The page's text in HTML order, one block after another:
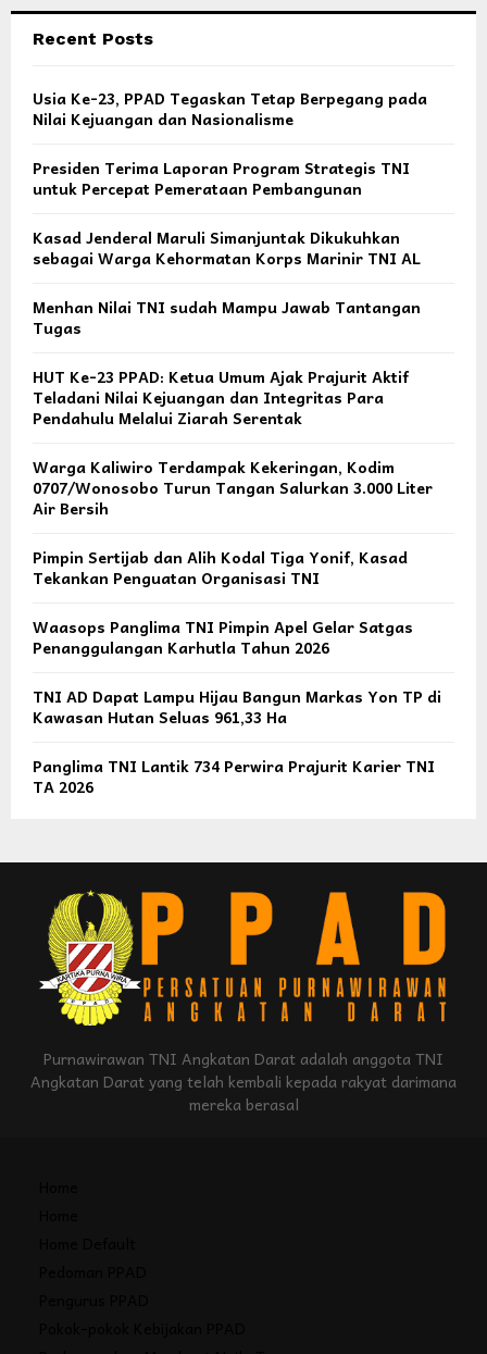
Recent Posts
Usia Ke-23, PPAD Tegaskan Tetap Berpegang pada
Nilai Kejuangan dan Nasionalisme
Presiden Terima Laporan Program Strategis TNI
untuk Percepat Pemerataan Pembangunan
Kasad Jenderal Maruli Simanjuntak Dikukuhkan
sebagai Warga Kehormatan Korps Marinir TNI AL
Menhan Nilai TNI sudah Mampu Jawab Tantangan
Tugas
HUT Ke-23 PPAD: Ketua Umum Ajak Prajurit Aktif
Teladani Nilai Kejuangan dan Integritas Para
Pendahulu Melalui Ziarah Serentak
Warga Kaliwiro Terdampak Kekeringan, Kodim
0707/Wonosobo Turun Tangan Salurkan 3.000 Liter
Air Bersih
Pimpin Sertijab dan Alih Kodal Tiga Yonif, Kasad
Tekankan Penguatan Organisasi TNI
Waasops Panglima TNI Pimpin Apel Gelar Satgas
Penanggulangan Karhutla Tahun 2026
TNI AD Dapat Lampu Hijau Bangun Markas Yon TP di
Kawasan Hutan Seluas 961,33 Ha
Panglima TNI Lantik 734 Perwira Prajurit Karier TNI
TA 2026
Purnawirawan TNI Angkatan Darat adalah anggota TNI
Angkatan Darat yang telah kembali kepada rakyat darimana
mereka berasal